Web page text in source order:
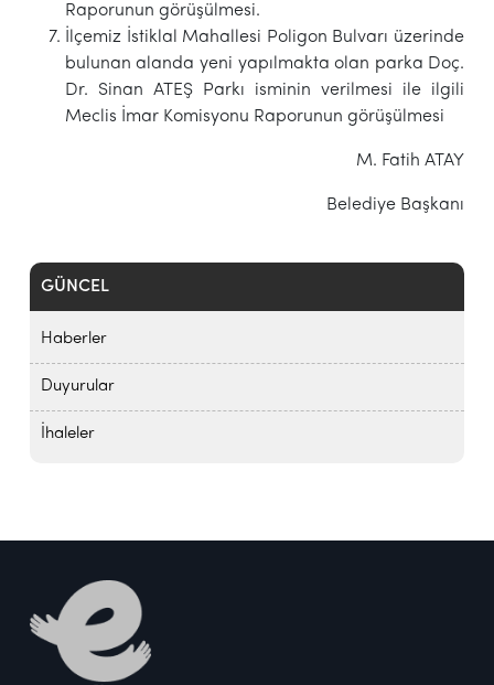
GÜNCEL
Haberler
Duyurular
İhaleler
Raporunun görüşülmesi.
İlçemiz İstiklal Mahallesi Poligon Bulvarı üzerinde
bulunan alanda yeni yapılmakta olan parka Doç.
Dr. Sinan ATEŞ Parkı isminin verilmesi ile ilgili
Meclis İmar Komisyonu Raporunun görüşülmesi
M. Fatih ATAY
Belediye Başkanı